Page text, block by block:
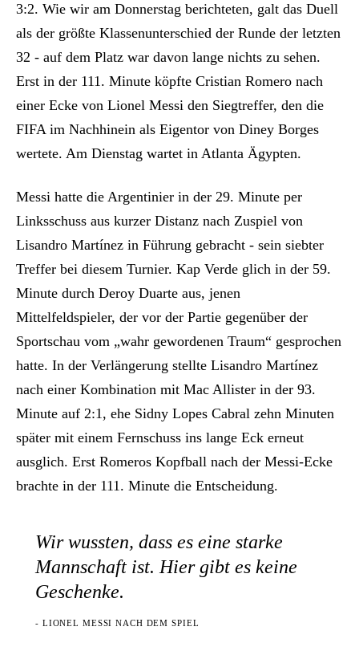
3:2. Wie wir am Donnerstag berichteten, galt das Duell
als der größte Klassenunterschied der Runde der letzten
32 - auf dem Platz war davon lange nichts zu sehen.
Erst in der 111. Minute köpfte Cristian Romero nach
einer Ecke von Lionel Messi den Siegtreffer, den die
FIFA im Nachhinein als Eigentor von Diney Borges
wertete. Am Dienstag wartet in Atlanta Ägypten.
Messi hatte die Argentinier in der 29. Minute per
Linksschuss aus kurzer Distanz nach Zuspiel von
Lisandro Martínez in Führung gebracht - sein siebter
Treffer bei diesem Turnier. Kap Verde glich in der 59.
Minute durch Deroy Duarte aus, jenen
Mittelfeldspieler, der vor der Partie gegenüber der
Sportschau vom „wahr gewordenen Traum“ gesprochen
hatte. In der Verlängerung stellte Lisandro Martínez
nach einer Kombination mit Mac Allister in der 93.
Minute auf 2:1, ehe Sidny Lopes Cabral zehn Minuten
später mit einem Fernschuss ins lange Eck erneut
ausglich. Erst Romeros Kopfball nach der Messi-Ecke
brachte in der 111. Minute die Entscheidung.
Wir wussten, dass es eine starke
Mannschaft ist. Hier gibt es keine
Geschenke.
- LIONEL MESSI NACH DEM SPIEL